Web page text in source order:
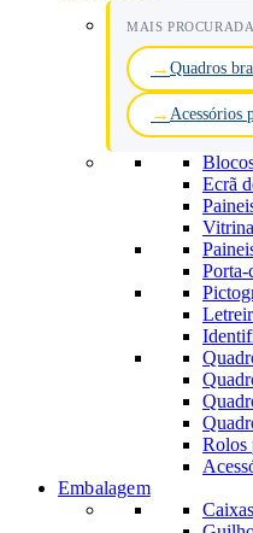
MAIS
Quadros
Acessórios
Ecrã
Porta-
Rolos
Embalagem